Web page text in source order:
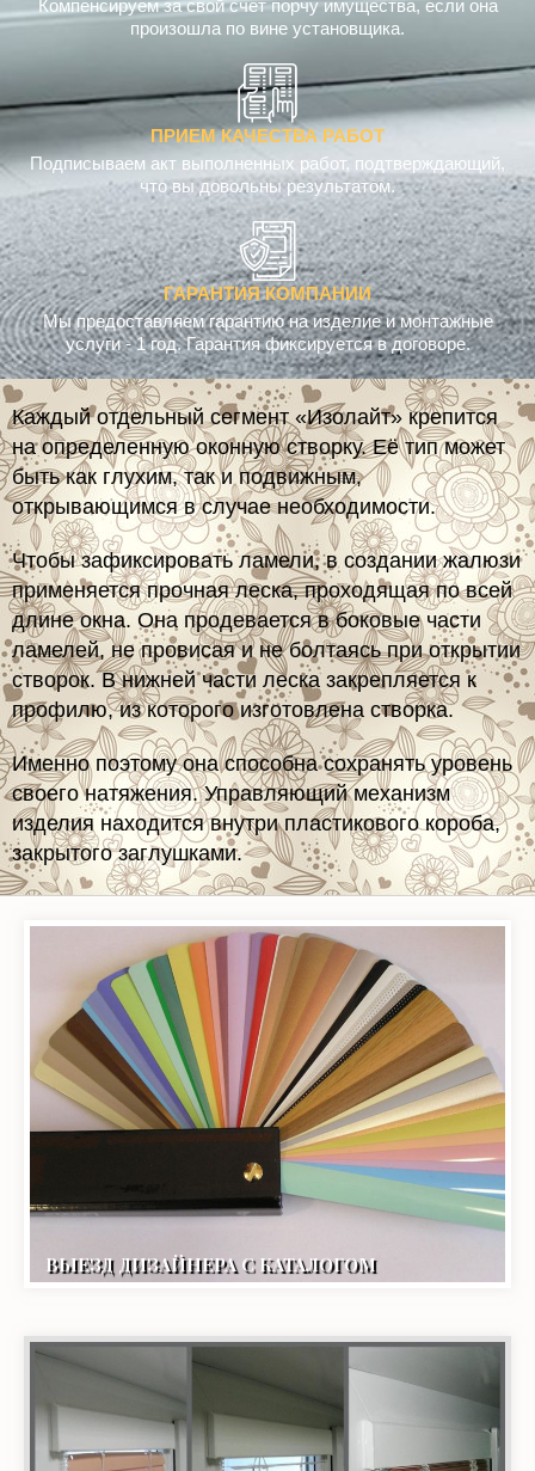
ПРИЕМ КАЧЕСТВА РАБОТ
Подписываем акт выполненных работ, подтверждающий,
что вы довольны результатом.
ГАРАНТИЯ КОМПАНИИ
Мы предоставляем гарантию на изделие и монтажные
услуги - 1 год. Гарантия фиксируется в договоре.
Каждый отдельный сегмент «Изолайт» крепится
на определенную оконную створку. Её тип может
быть как глухим, так и подвижным,
открывающимся в случае необходимости.
Чтобы зафиксировать ламели, в создании жалюзи
применяется прочная леска, проходящая по всей
длине окна. Она продевается в боковые части
ламелей, не провисая и не болтаясь при открытии
створок. В нижней части леска закрепляется к
профилю, из которого изготовлена створка.
Именно поэтому она способна сохранять уровень
своего натяжения. Управляющий механизм
изделия находится внутри пластикового короба,
закрытого заглушками.
ВЫЕЗД ДИЗАЙНЕРА С КАТАЛОГОМ